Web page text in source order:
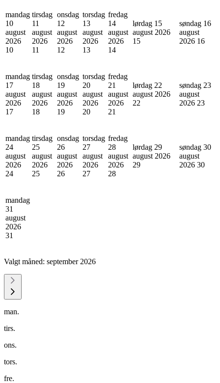
mandag
10
august
2026
10
tirsdag
11
august
2026
11
onsdag
12
august
2026
12
torsdag
13
august
2026
13
fredag
14
august
2026
14
lørdag 15
august 2026
15
søndag 16
august
2026 16
mandag
17
august
2026
17
tirsdag
18
august
2026
18
onsdag
19
august
2026
19
torsdag
20
august
2026
20
fredag
21
august
2026
21
lørdag 22
august 2026
22
søndag 23
august
2026 23
mandag
24
august
2026
24
tirsdag
25
august
2026
25
onsdag
26
august
2026
26
torsdag
27
august
2026
27
fredag
28
august
2026
28
lørdag 29
august 2026
29
søndag 30
august
2026 30
mandag
31
august
2026
31
Valgt måned: september 2026
man.
tirs.
ons.
tors.
fre.